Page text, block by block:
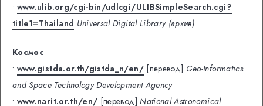
• www.ulib.org/cgi-bin/udlcgi/ULIBSimpleSearch.cgi?
title1=Thailand Universal Digital Library (архив)
Космос
• www.gistda.or.th/gistda_n/en/ [перевод] Geo-Informatics
and Space Technology Development Agency
• www.narit.or.th/en/ [перевод] National Astronomical